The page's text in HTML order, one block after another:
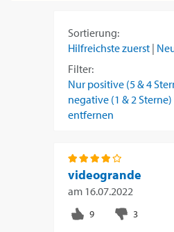
Sortierung:
Hilfreichste zuerst |
Filter:
Nur positive (5 & 4
negative (1 & 2 Sterne)
entfernen
videogrande
am 16.07.2022